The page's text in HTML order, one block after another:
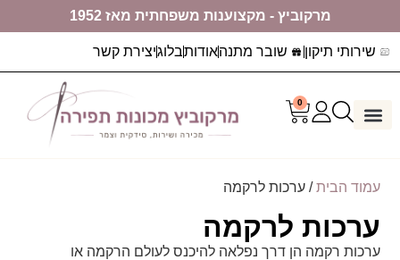
מרקוביץ - מקצוענות משפחתית מאז 1952
שירותי תיקון שובר מתנהאודותבלוגיצירת קשר
0
עמוד הבית/ ערכות לרקמה
ערכות לרקמה
ערכות רקמה הן דרך נפלאה להיכנס לעולם הרקמה או